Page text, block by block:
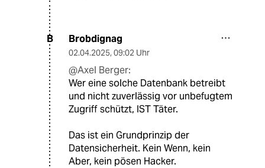
B Brobdignag
02.04.2025, 09:02 Uhr
@Axel Berger:
Wer eine solche Datenbank betreibt
und nicht zuverlässig vor unbefugtem
Zugriff schützt, IST Täter.
Das ist ein Grundprinzip der
Datensicherheit. Kein Wenn, kein
Aber, kein pösen Hacker.